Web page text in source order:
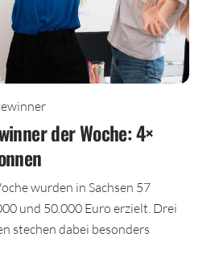
der Woche: 4×
wurden in Sachsen 57
und 50.000 Euro erzielt. Drei
stechen dabei besonders